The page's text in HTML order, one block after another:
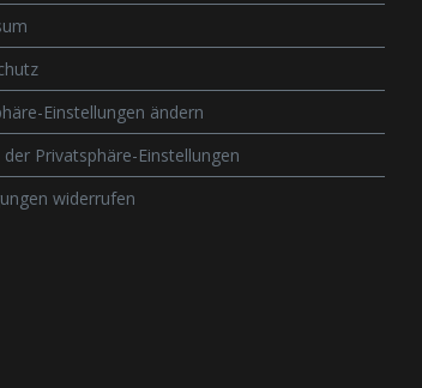
Einstellungen ändern
der Privatsphäre-Einstellungen
widerrufen